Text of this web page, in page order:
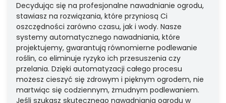
Decydując się na profesjonalne nawadnianie ogrodu,
stawiasz na rozwiązania, które przyniosą Ci
oszczędności zarówno czasu, jak i wody. Nasze
systemy automatycznego nawadniania, które
projektujemy, gwarantują równomierne podlewanie
roślin, co eliminuje ryzyko ich przesuszenia czy
przelania. Dzięki automatyzacji całego procesu
możesz cieszyć się zdrowym i pięknym ogrodem, nie
martwiąc się codziennym, żmudnym podlewaniem.
Jeśli szukasz skutecznego nawadniania ogrodu w